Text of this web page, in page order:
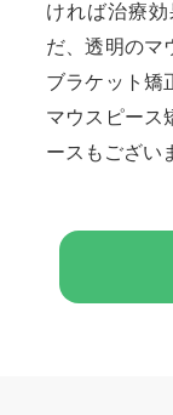
ければ治療
だ、透明のマ
ブラケット矯
マウスピース
ースもござい